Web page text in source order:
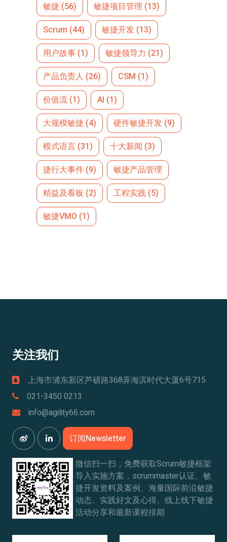
敏捷 (56) 敏捷项目管理 (13)
Scrum (44) 敏捷开发 (13)
用户故事 (1) 敏捷领导力 (21)
产品负责人 (26) CSM (1)
价值流 (1) AI (1)
大规模敏捷 (4) 硬件敏捷开发 (9)
模式语言 (31) 十大新闻 (3)
捷行大事件 (9)
敏捷产品管理
精益及看板 (2) 工程实践 (5)
敏捷VMO (1)
关注我们
上海市浦东新区芦硕路368弄海滨时代大厦6号715
021-3450 0213
info@agility66.com
订阅Newsletter
微信扫一扫，免费获取Scrum敏捷框架
导入实施方案，scrummaster认证、敏
捷开发资料及案例、海量国际前沿敏捷
动态、实践好文及心得、线上线下敏捷
活动分享和最新课程排期